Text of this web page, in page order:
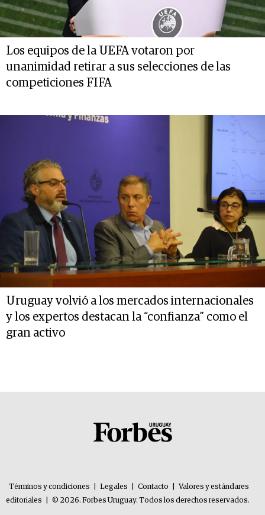
Los equipos de la UEFA votaron por
unanimidad retirar a sus selecciones de las
competiciones FIFA
Uruguay volvió a los mercados internacionales
y los expertos destacan la “confianza” como el
gran activo
Términos y condiciones Legales Contacto
Valores y estándares
editoriales
© 2026. Forbes Uruguay. Todos los derechos reservados.